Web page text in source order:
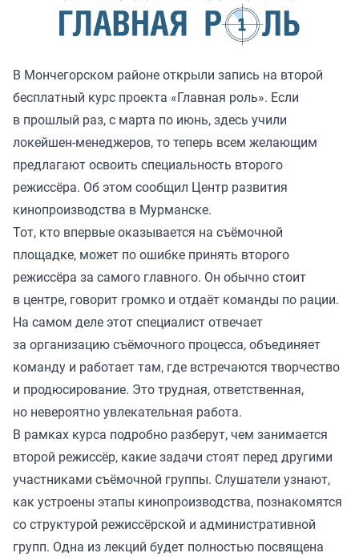
В Мончегорском районе открыли запись на второй
бесплатный курс проекта «Главная роль». Если
в прошлый раз, с марта по июнь, здесь учили
локейшен-менеджеров, то теперь всем желающим
предлагают освоить специальность второго
режиссёра. Об этом сообщил Центр развития
кинопроизводства в Мурманске.
Тот, кто впервые оказывается на съёмочной
площадке, может по ошибке принять второго
режиссёра за самого главного. Он обычно стоит
в центре, говорит громко и отдаёт команды по рации.
На самом деле этот специалист отвечает
за организацию съёмочного процесса, объединяет
команду и работает там, где встречаются творчество
и продюсирование. Это трудная, ответственная,
но невероятно увлекательная работа.
В рамках курса подробно разберут, чем занимается
второй режиссёр, какие задачи стоят перед другими
участниками съёмочной группы. Слушатели узнают,
как устроены этапы кинопроизводства, познакомятся
со структурой режиссёрской и административной
групп. Одна из лекций будет полностью посвящена